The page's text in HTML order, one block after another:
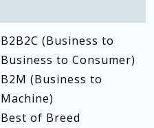
B2B2C (Business to
Business to Consumer)
B2M (Business to
Machine)
Best of Breed